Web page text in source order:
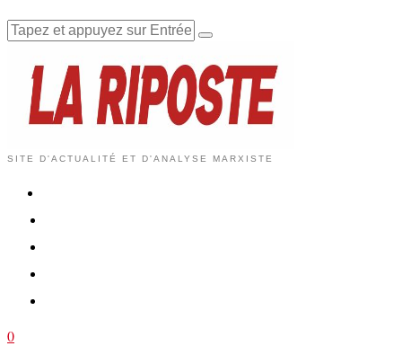
SITE D'ACTUALITÉ ET D'ANALYSE MARXISTE
0